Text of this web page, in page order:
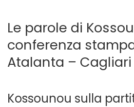
Le parole di
conferenza
Atalanta – Cagliari
Kossounou sulla